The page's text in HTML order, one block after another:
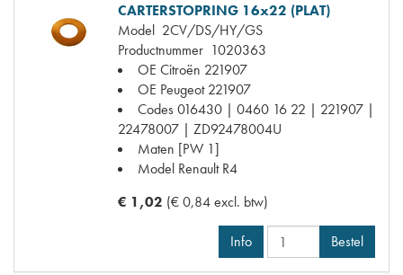
CARTERSTOPRING 16x22 (PLAT)
Model 2CV/DS/HY/GS
Productnummer 1020363
OE Citroën 221907
OE Peugeot 221907
Codes016430 | 0460 16 22 | 221907 |
22478007 | ZD92478004U
Maten [PW 1]
Model Renault R4
€ 1,02 (€ 0,84 excl. btw)
Info Bestel